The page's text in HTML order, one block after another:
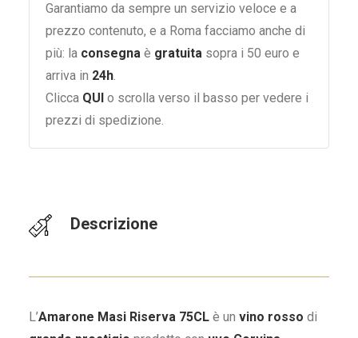
Garantiamo da sempre un servizio veloce e a
prezzo contenuto, e a Roma facciamo anche di
più: la consegna è gratuita sopra i 50 euro e
arriva in 24h.
Clicca QUI o scrolla verso il basso per vedere i
prezzi di spedizione.
Descrizione
L’Amarone Masi Riserva 75CL è un vino rosso di